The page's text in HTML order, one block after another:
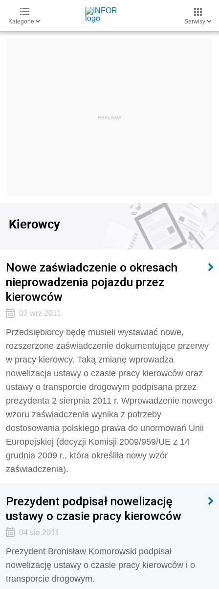
Kategorie Serwisy
Kierowcy
Nowe zaświadczenie o okresach
nieprowadzenia pojazdu przez
kierowców
02 wrz 2011
Przedsiębiorcy będę musieli wystawiać nowe,
rozszerzone zaświadczenie dokumentujące przerwy
w pracy kierowcy. Taką zmianę wprowadza
nowelizacja ustawy o czasie pracy kierowców oraz
ustawy o transporcie drogowym podpisana przez
prezydenta 2 sierpnia 2011 r. Wprowadzenie nowego
wzoru zaświadczenia wynika z potrzeby
dostosowania polskiego prawa do unormowań Unii
Europejskiej (decyzji Komisji 2009/959/UE z 14
grudnia 2009 r., która określiła nowy wzór
zaświadczenia).
Prezydent podpisał nowelizację
ustawy o czasie pracy kierowców
04 sie 2011
Prezydent Bronisław Komorowski podpisał
nowelizację ustawy o czasie pracy kierowców i o
transporcie drogowym.